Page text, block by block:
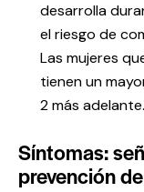
desarrolla
el riesgo de
Las mujeres
tienen un
2 más adelante.
Síntomas:
prevención